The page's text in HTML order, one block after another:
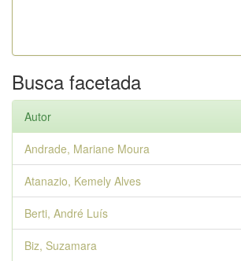
Busca facetada
Autor
Andrade, Mariane Moura
Atanazio, Kemely Alves
Berti, André Luís
Biz, Suzamara